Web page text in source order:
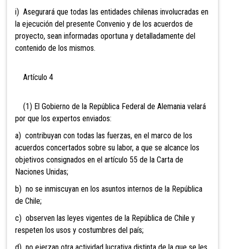
i) Asegurará que todas las entidades chilenas involucradas en
la ejecución del presente Convenio y de los acuerdos de
proyecto, sean informadas oportuna y detalladamente del
contenido de los mismos.
Artículo 4
(1) El Gobierno de la República Federal de Alemania velará
por que los expertos enviados:
a) contribuyan con todas las fuerzas, en el marco de los
acuerdos concertados sobre su labor, a que se alcance los
objetivos consignados en el artículo 55 de la Carta de
Naciones Unidas;
b) no se inmiscuyan en los asuntos internos de la República
de Chile;
c) observen las leyes vigentes de la República de Chile y
respeten los usos y costumbres del país;
d) no ejerzan otra actividad lucrativa distinta de la que se les